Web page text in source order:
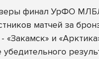
финал УрФО
матчей за
и